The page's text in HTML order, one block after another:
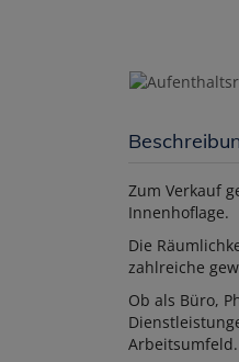
Zum Verkauf
Innenhoflage.
Die
zahlreiche
Ob als Büro,
Arbeitsumfeld.